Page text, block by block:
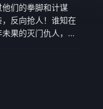
们的拳脚和计谋
反向抢人！谁知在
果的灭门仇人，竟